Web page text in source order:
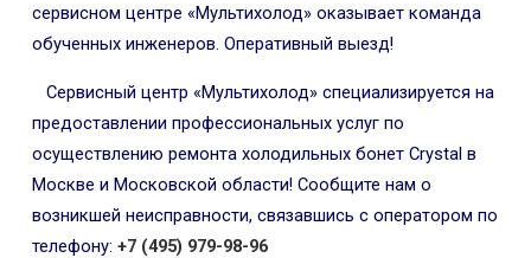
сервисном центре «Мультихолод» оказывает команда
обученных инженеров. Оперативный выезд!
Сервисный центр «Мультихолод» специализируется на
предоставлении профессиональных услуг по
осуществлению ремонта холодильных бонет Crystal в
Москве и Московской области! Сообщите нам о
возникшей неисправности, связавшись с оператором по
телефону: +7 (495) 979-98-96